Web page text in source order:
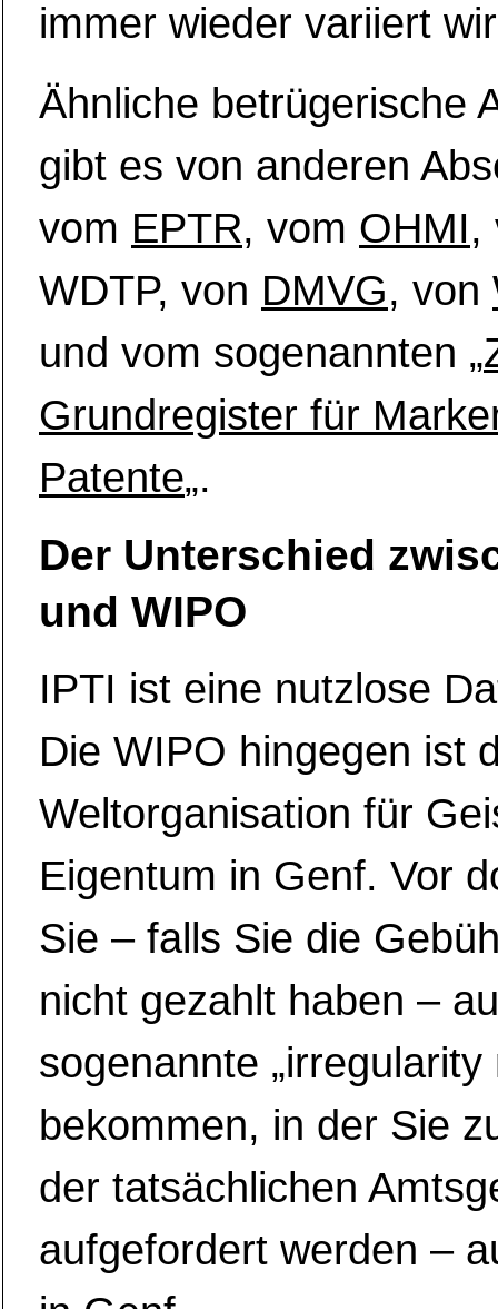
immer wieder variiert
Ähnliche betrügerische
gibt es von anderen
vom EPTR, vom OHMI,
WDTP, von DMVG, von
und vom sogenannten „
Grundregister für
Patente„.
Der Unterschied
und WIPO
IPTI ist eine nutzlose
Die WIPO hingegen ist
Weltorganisation für
Eigentum in Genf. Vor
Sie – falls Sie die
nicht gezahlt haben –
sogenannte „irregularity
bekommen, in der Sie
der tatsächlichen
aufgefordert werden –